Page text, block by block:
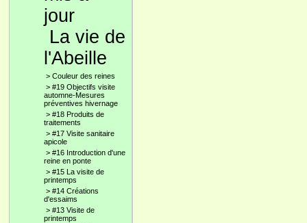
La vie de
l'Abeille
> Couleur des reines
> #19 Objectifs visite
automne-Mesures
préventives hivernage
> #18 Produits de
traitements
> #17 Visite sanitaire
apicole
> #16 Introduction d'une
reine en ponte
> #15 La visite de
printemps
> #14 Créations
d'essaims
> #13 Visite de
printemps